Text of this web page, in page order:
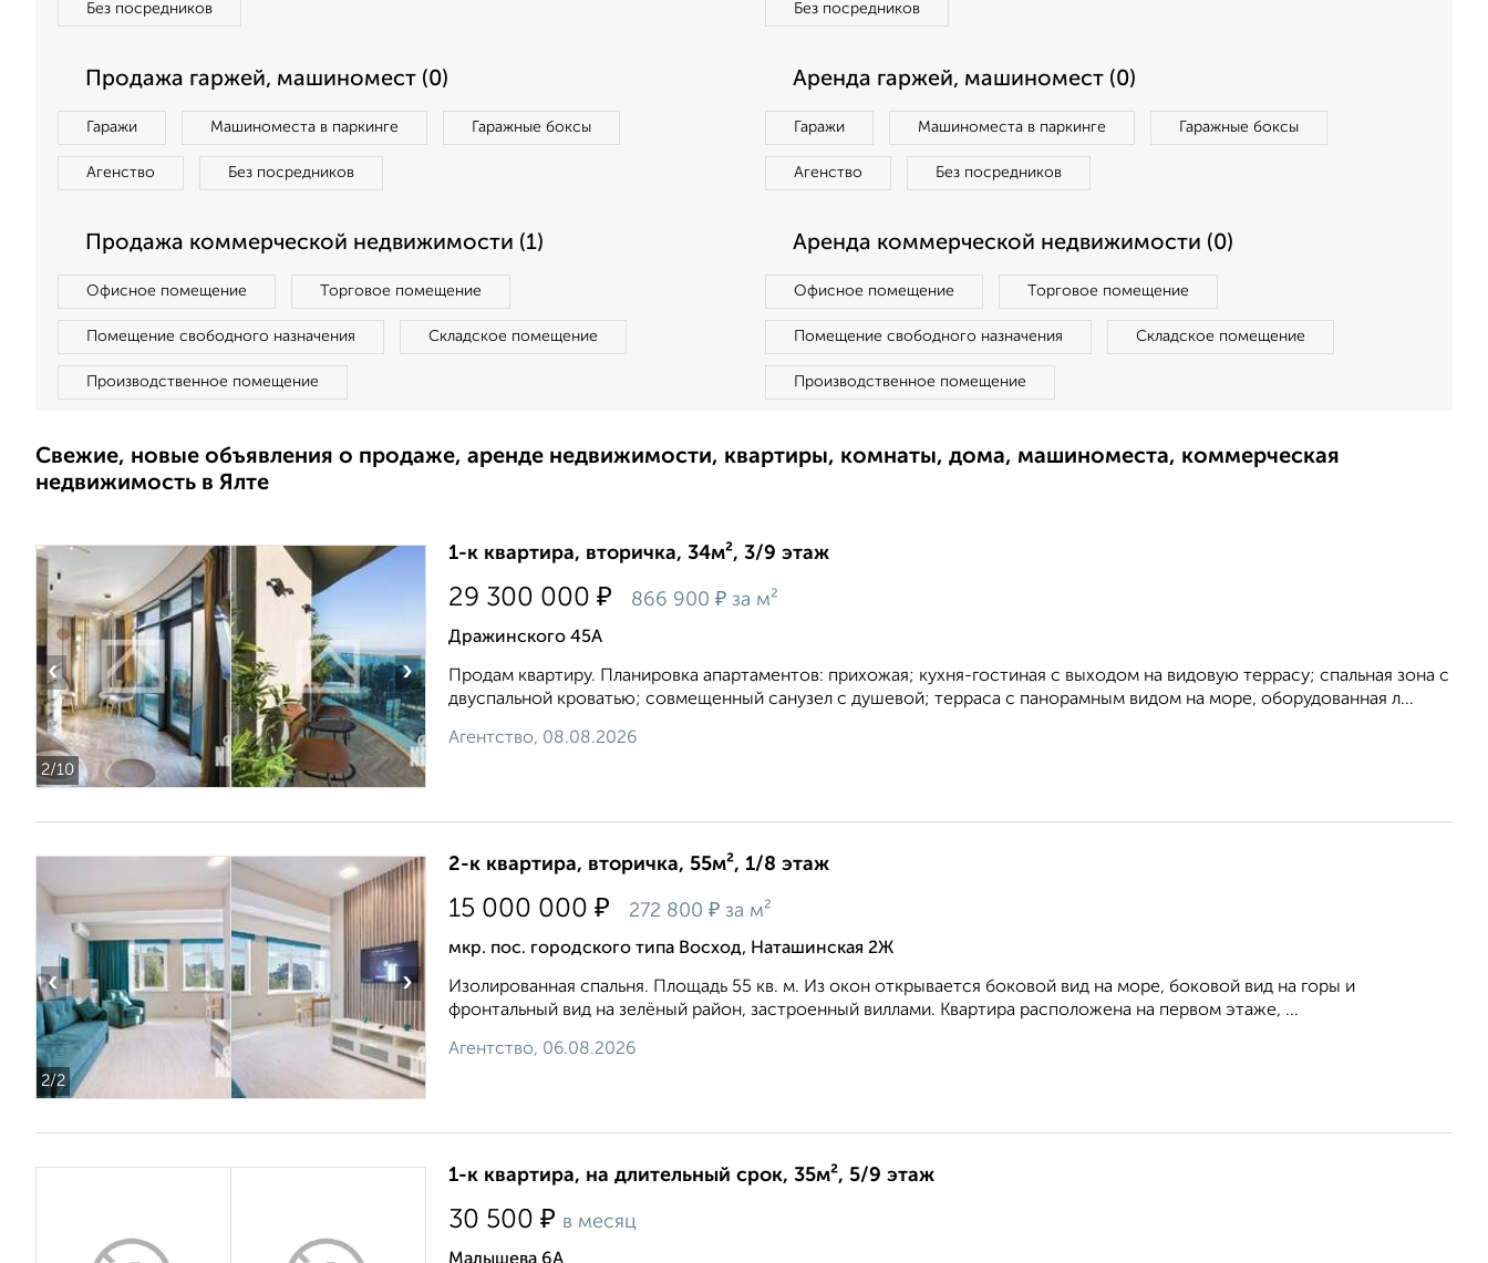
Без посредников Без посредников
Продажа гаржей, машиномест (0)
Гаражи Машиноместа в паркинге Гаражные боксы
Агенство Без посредников
Аренда гаржей, машиномест (0)
Гаражи Машиноместа в паркинге Гаражные боксы
Агенство Без посредников
Продажа коммерческой недвижимости (1)
Офисное помещение Торговое помещение
Помещение свободного назначения Складское помещение
Производственное помещение
Аренда коммерческой недвижимости (0)
Офисное помещение Торговое помещение
Помещение свободного назначения Складское помещение
Производственное помещение
Свежие, новые объявления о продаже, аренде недвижимости, квартиры, комнаты, дома, машиноместа, коммерческая
недвижимость в Ялте
2/10
‹ ›
1-к квартира, вторичка, 34м², 3/9 этаж
29 300 000 ₽ 866 900 ₽ за м²
Дражинского 45А
Продам квартиру. Планировка апартаментов: прихожая; кухня-гостиная с выходом на видовую террасу; спальная зона с
двуспальной кроватью; совмещенный санузел с душевой; терраса с панорамным видом на море, оборудованная л...
Агентство, 08.08.2026
2/2
‹ ›
2-к квартира, вторичка, 55м², 1/8 этаж
15 000 000 ₽ 272 800 ₽ за м²
мкр. пос. городского типа Восход, Наташинская 2Ж
Изолированная спальня. Площадь 55 кв. м. Из окон открывается боковой вид на море, боковой вид на горы и
фронтальный вид на зелёный район, застроенный виллами. Квартира расположена на первом этаже, ...
Агентство, 06.08.2026
1-к квартира, на длительный срок, 35м², 5/9 этаж
30 500 ₽ в месяц